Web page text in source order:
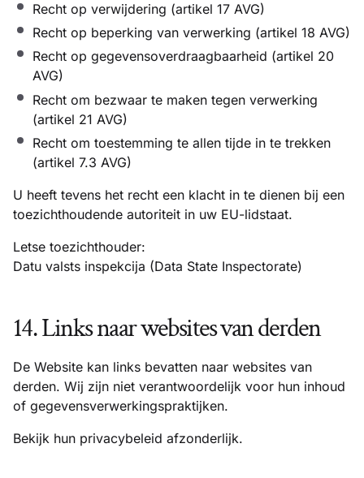
Recht op verwijdering (artikel 17 AVG)
Recht op beperking van verwerking (artikel 18 AVG)
Recht op gegevensoverdraagbaarheid (artikel 20
AVG)
Recht om bezwaar te maken tegen verwerking
(artikel 21 AVG)
Recht om toestemming te allen tijde in te trekken
(artikel 7.3 AVG)
U heeft tevens het recht een klacht in te dienen bij een
toezichthoudende autoriteit in uw EU-lidstaat.
Letse toezichthouder:
Datu valsts inspekcija (Data State Inspectorate)
14. Links naar websites van derden
De Website kan links bevatten naar websites van
derden. Wij zijn niet verantwoordelijk voor hun inhoud
of gegevensverwerkingspraktijken.
Bekijk hun privacybeleid afzonderlijk.